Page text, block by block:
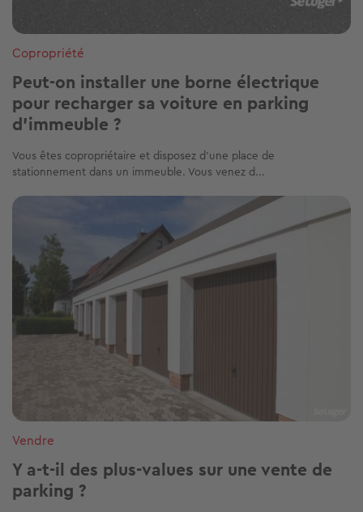
Copropriété
Peut-on installer une borne électrique
pour recharger sa voiture en parking
d’immeuble ?
Vous êtes copropriétaire et disposez d’une place de
stationnement dans un immeuble. Vous venez d...
Image
Vendre
Y a-t-il des plus-values sur une vente de
parking ?